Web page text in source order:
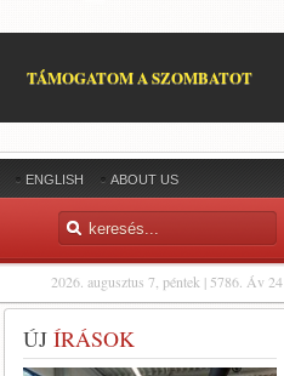
TÁMOGATOM A SZOMBATOT
ENGLISH ABOUT US
2026. augusztus 7, péntek | 5786. Áv 24
ÚJ ÍRÁSOK